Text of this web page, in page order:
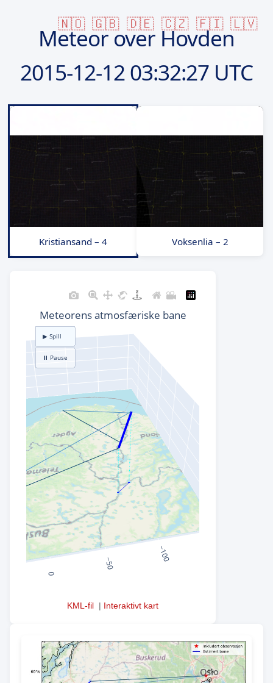
🇳🇴 🇬🇧 🇩🇪 🇨🇿 🇫🇮 🇱🇻
Meteor over Hovden
2015-12-1203:32:27 UTC
Kristiansand – 4 Voksenlia – 2
KML-fil | Interaktivt kart